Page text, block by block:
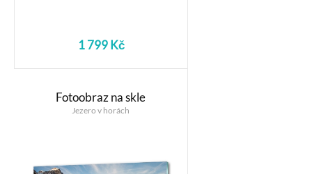
1 799 Kč
Fotoobraz na skle
Jezero v horách